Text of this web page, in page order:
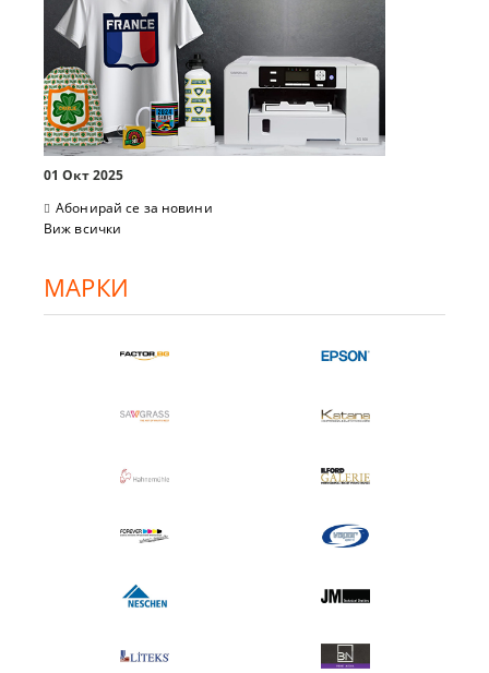
01 Окт 2025
Абонирай се за новини
Виж всички
МАРКИ